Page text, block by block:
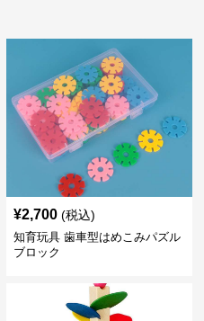
¥2,700 (税込)
知育玩具 歯車型はめこみパズル
ブロック